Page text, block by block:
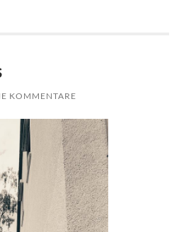
KOMMENTARE